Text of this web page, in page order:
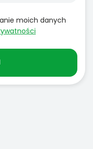
moich danych